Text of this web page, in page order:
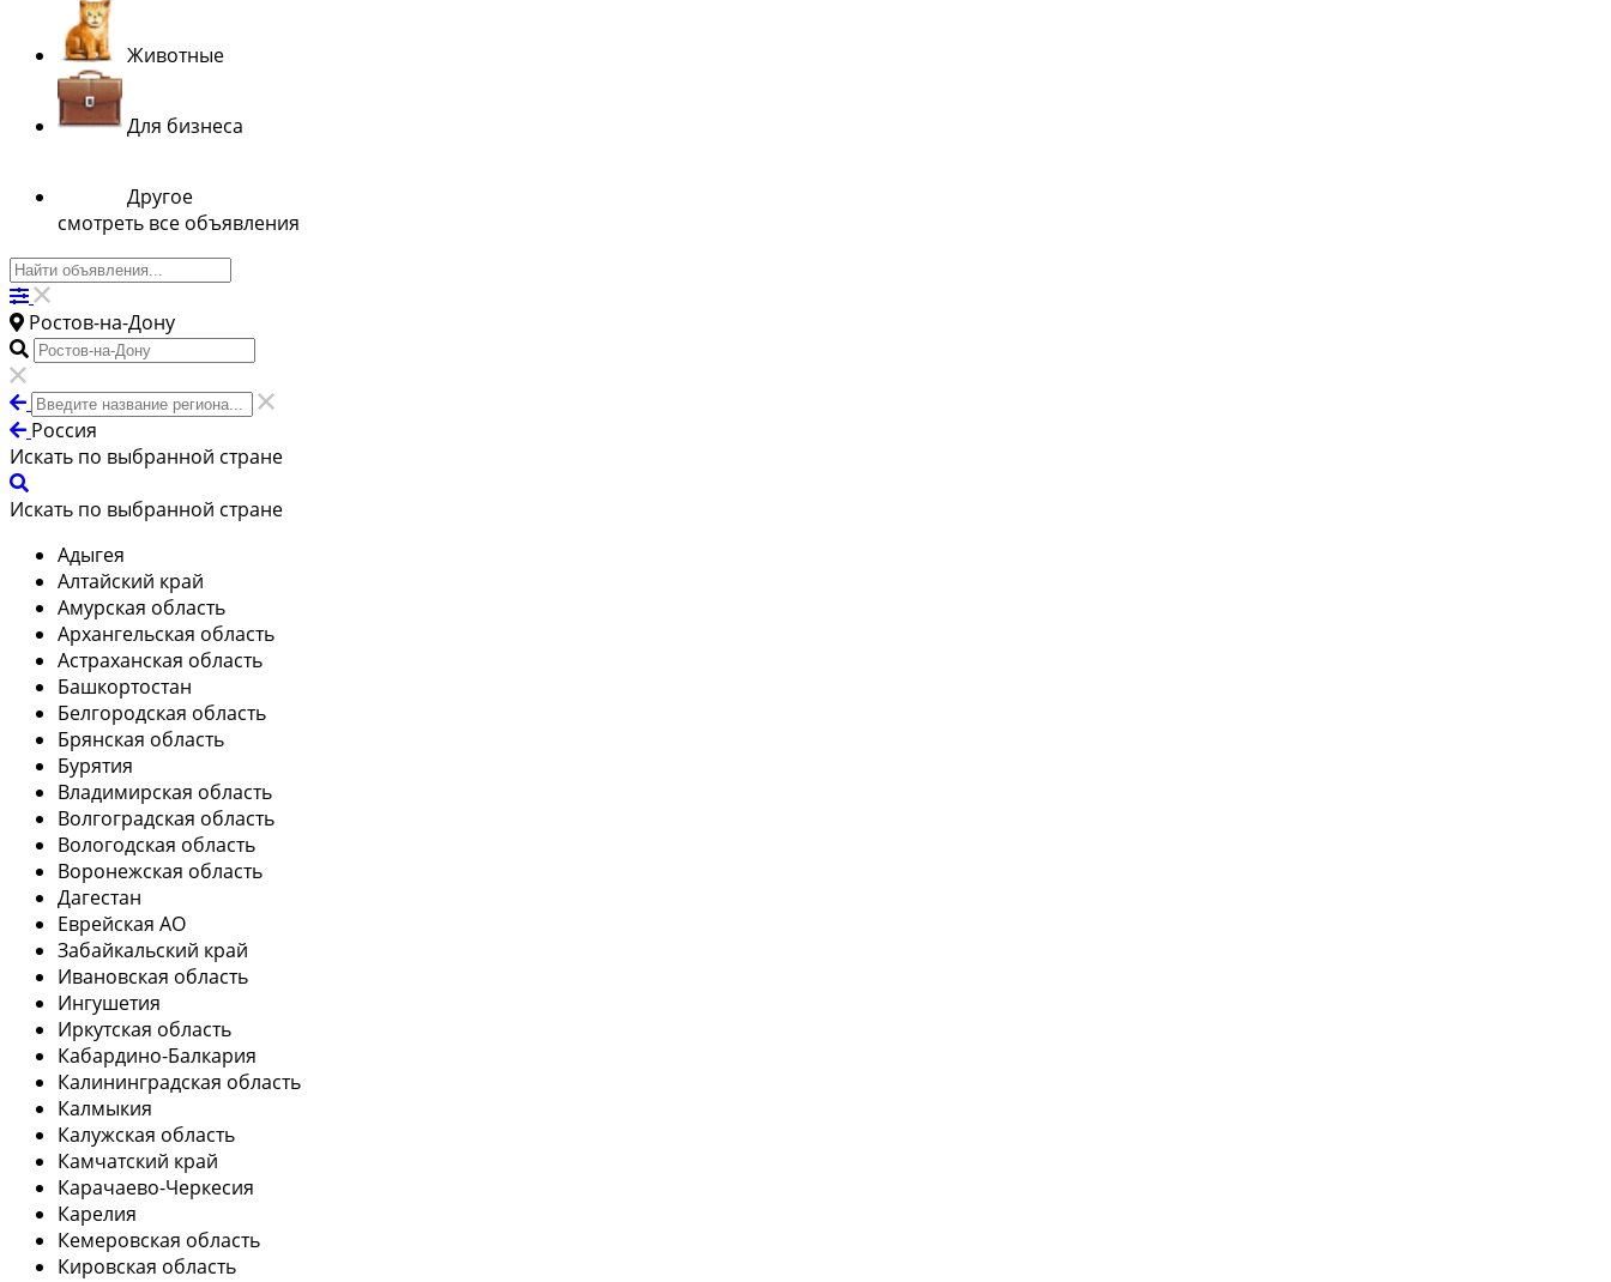
Животные
Для бизнеса
Другое
смотреть все объявления
Ростов-на-Дону
Россия
Искать по выбранной стране
Искать по выбранной стране
Адыгея
Алтайский край
Амурская область
Архангельская область
Астраханская область
Башкортостан
Белгородская область
Брянская область
Бурятия
Владимирская область
Волгоградская область
Вологодская область
Воронежская область
Дагестан
Еврейская АО
Забайкальский край
Ивановская область
Ингушетия
Иркутская область
Кабардино-Балкария
Калининградская область
Калмыкия
Калужская область
Камчатский край
Карачаево-Черкесия
Карелия
Кемеровская область
Кировская область